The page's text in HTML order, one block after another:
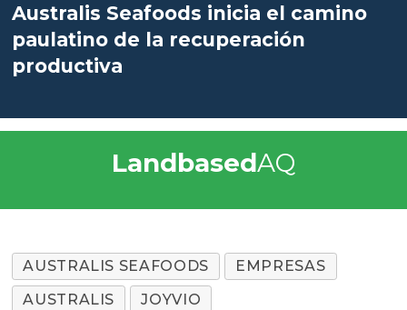
Australis Seafoods inicia el camino
paulatino de la recuperación
productiva
LandbasedAQ
AUSTRALIS SEAFOODS
EMPRESAS
AUSTRALIS
JOYVIO